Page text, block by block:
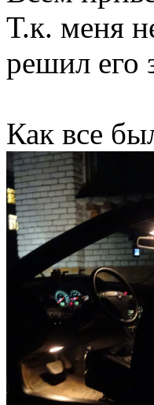
Т.к. меня
решил его
Как все